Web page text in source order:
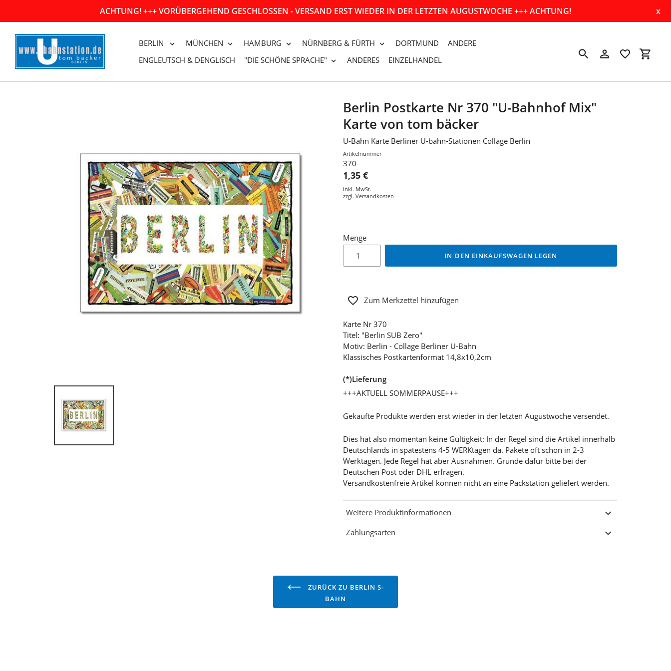
ACHTUNG! +++ VORÜBERGEHEND GESCHLOSSEN - VERSAND ERST WIEDER IN DER LETZTEN AUGUSTWOCHE +++ ACHTUNG! x
BERLIN MÜNCHEN HAMBURG NÜRNBERG & FÜRTH DORTMUND
ANDERE
ENGLEUTSCH & DENGLISCH
"DIE SCHÖNE SPRACHE" ANDERES EINZELHANDEL SuchenEinloggen
Berlin Postkarte Nr 370 "U-Bahnhof Mix"
Karte von tom bäcker
U-Bahn Karte Berliner U-bahn-Stationen Collage Berlin
Artikelnummer
370
1,35 €
inkl. MwSt.
zzgl. Versandkosten
Menge
IN DEN EINKAUFSWAGEN LEGEN
Zum Merkzettel hinzufügen
Karte Nr 370
Titel: "Berlin SUB Zero"
Motiv: Berlin - Collage Berliner U-Bahn
Klassisches Postkartenformat 14,8x10,2cm
(*)Lieferung
+++AKTUELL SOMMERPAUSE+++
Gekaufte Produkte werden erst wieder in der letzten Augustwoche versendet.
Dies hat also momentan keine Gültigkeit: In der Regel sind die Artikel innerhalb
Deutschlands in spätestens 4-5 WERKtagen da. Pakete oft schon in 2-3
Werktagen. Jede Regel hat aber Ausnahmen. Gründe dafür bitte bei der
Deutschen Post oder DHL erfragen.
Versandkostenfreie Artikel können nicht an eine Packstation geliefert werden.
Weitere Produktinformationen
Zahlungsarten
ZURÜCK ZU BERLIN S-
BAHN